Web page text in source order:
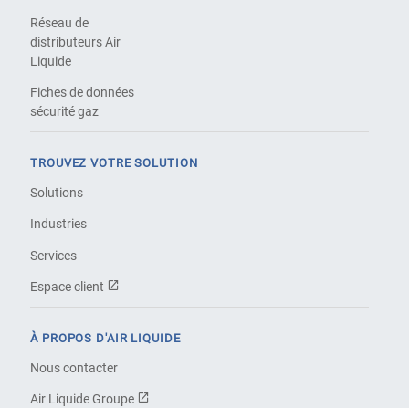
Réseau de
distributeurs Air
Liquide
Fiches de données
sécurité gaz
TROUVEZ VOTRE SOLUTION
Solutions
Industries
Services
Espace client
À PROPOS D'AIR LIQUIDE
Nous contacter
Air Liquide Groupe